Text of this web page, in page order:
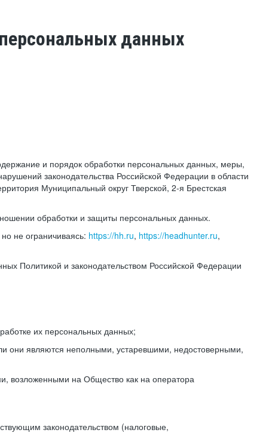
данных
и порядок обработки персональных данных, меры,
законодательства Российской Федерации в области
Муниципальный округ Тверской, 2-я Брестская
обработки и защиты персональных данных.
не ограничиваясь: https://hh.ru, https://headhunter.ru,
Политикой и законодательством Российской Федерации
их персональных данных;
они являются неполными, устаревшими, недостоверными,
возложенными на Общество как на оператора
законодательством (налоговые,